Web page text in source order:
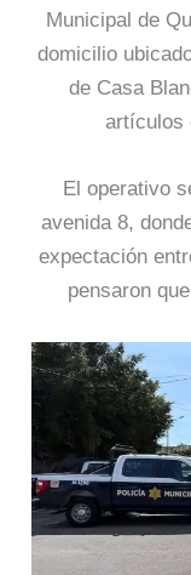
Municipal de
domicilio
de Casa
artículos
El operativo
avenida 8,
expectación
pensaron